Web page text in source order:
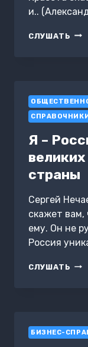
и..
СЛУШАТЬ
Я –
страны
Сергей
скажет вам,
ему. Он не
Россия
СЛУШАТЬ Я
БИЗНЕС-